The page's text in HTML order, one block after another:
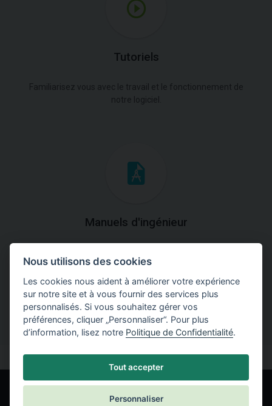
Tutoriels
Familiarisez vous avec le travail et le fonctionnement de
notre logiciel.
Manuels d'ingénieur
théoriques et pratiques du fonctionnement des
programmes.
Nous utilisons des cookies
Les cookies nous aident à améliorer votre expérience
sur notre site et à vous fournir des services plus
personnalisés. Si vous souhaitez gérer vos
préférences, cliquer „Personnaliser“. Pour plus
d’information, lisez notre Politique de Confidentialité.
Tout accepter
Personnaliser